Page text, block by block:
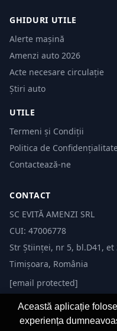
GHIDURI UTILE
Alerte mașină
Amenzi auto 2026
Acte necesare circulație
Știri auto
UTILE
Termeni și Condiții
Politica de
Contactează-ne
CONTACT
SC EVITĂ AMENZI SRL
CUI: 47006778
Str Științei, nr 5, bl.D41, et
Timișoara, România
[email protected]
Această aplicație
experiența